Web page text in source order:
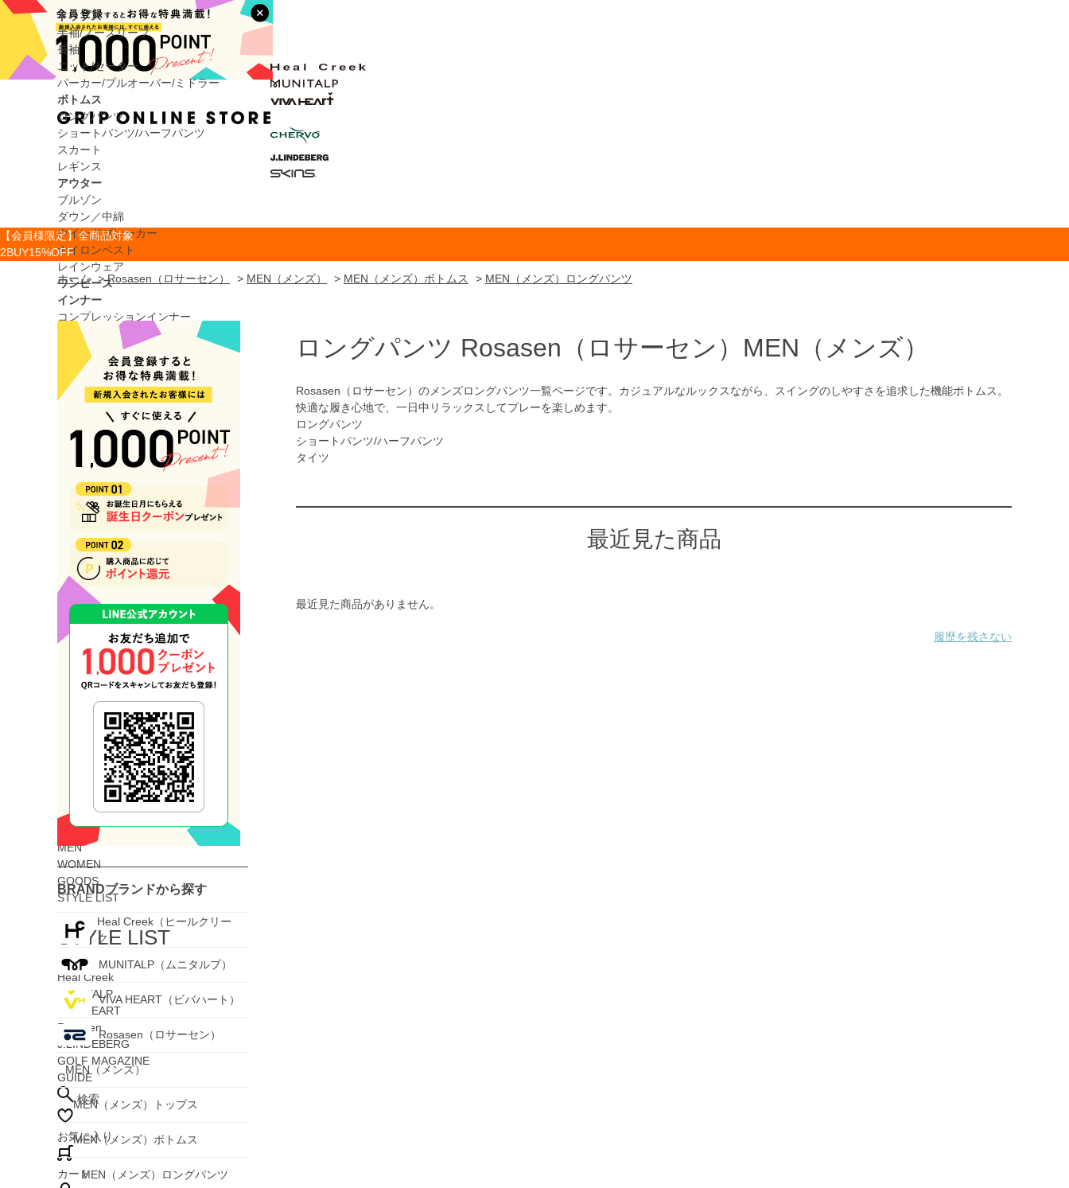
トップス
半袖/ノースリーブ
長袖
ニット/セーター
パーカー/プルオーバー/ミドラー
ボトムス
ロングパンツ
ショートパンツ/ハーフパンツ
スカート
レギンス
アウター
ブルゾン
ダウン／中綿
ウインドブレーカー
ナイロンベスト
レインウェア
ワンピース
インナー
コンプレッションインナー
インナーシャツ
インナーショーツ
タイツ・レギンス
バッグ/ケース/ポーチ/カバー
キャディバッグ
クラブケース
ヘッドカバー
トートバッグ/バックパック
カートバッグ
ボールポーチ/スコープケース
シューズケース
帽子
キャップ
バイザー
アクセサリー／その他グッズ
ソックス
グローブ
マーカー/フォーク
氷のう/保冷バッグ
フェイスカバー/アームカバー
SALE
ALL
MEN
WOMEN
GOODS
STYLE LIST
STYLE LIST
Heal Creek
MUNITALP
VIVA HEART
Rosasen
J.LINDEBERG
GOLF MAGAZINE
GUIDE
検索
お気に入り
カート
【会員様限定】全商品対象
2BUY15%OFF
ホーム >Rosasen（ロサーセン） > MEN（メンズ） > MEN（メンズ）ボトムス > MEN（メンズ）ロングパンツ
BRANDブランドから探す
Heal Creek（ヒールクリー
ク）
MUNITALP（ムニタルプ）
VIVA HEART（ビバハート）
Rosasen（ロサーセン）
MEN（メンズ）
MEN（メンズ）トップス
MEN（メンズ）ボトムス
MEN（メンズ）ロングパンツ
ロングパンツ Rosasen （ロサーセン） MEN （メンズ）
Rosasen（ロサーセン）のメンズロングパンツ一覧ページです。カジュアルなルックスながら、スイングのしやすさを追求した機能ボトムス。
快適な履き心地で、一日中リラックスしてプレーを楽しめます。
ロングパンツ
ショートパンツ/ハーフパンツ
タイツ
最近見た商品
最近見た商品がありません。
履歴を残さない